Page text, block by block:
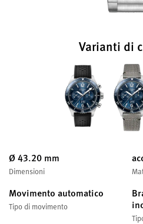
Varianti di
Ø 43.20 mm
Dimensioni
Movimento automatico
Tipo di movimento